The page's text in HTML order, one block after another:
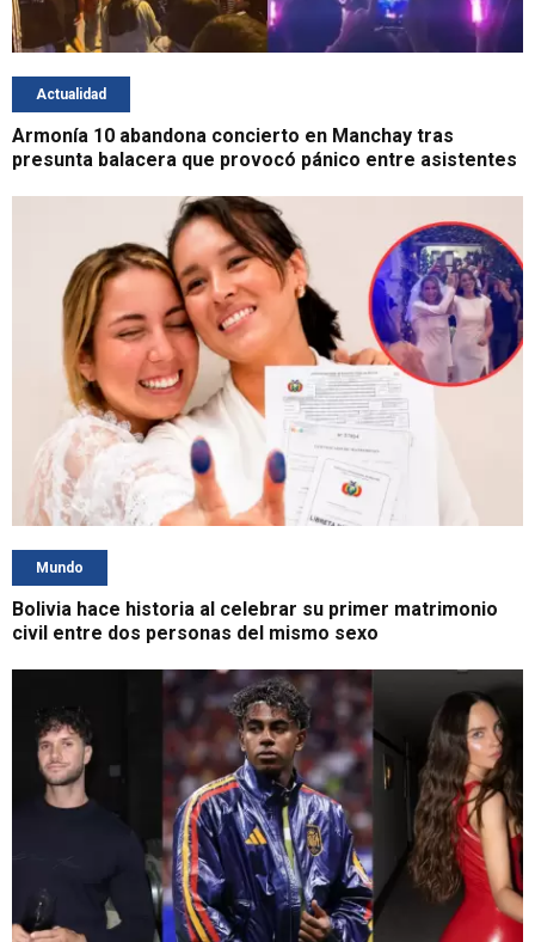
Actualidad
Armonía 10 abandona concierto en Manchay tras
presunta balacera que provocó pánico entre asistentes
Mundo
Bolivia hace historia al celebrar su primer matrimonio
civil entre dos personas del mismo sexo